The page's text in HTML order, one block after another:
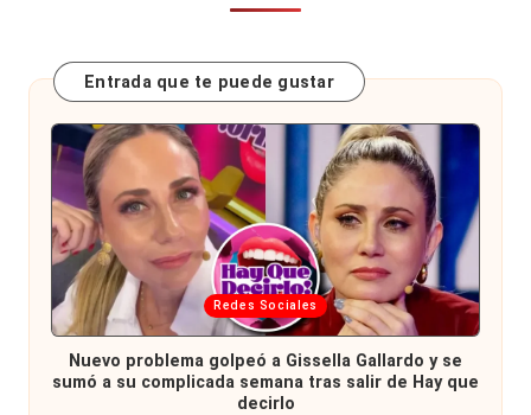
Entrada que te puede gustar
Publicada
en
Redes Sociales
Nuevo problema golpeó a Gissella Gallardo y se
sumó a su complicada semana tras salir de Hay que
decirlo